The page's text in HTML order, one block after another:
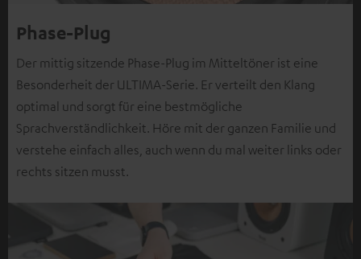
Phase-Plug
Der mittig sitzende Phase-Plug im Mitteltöner ist eine
Besonderheit der ULTIMA-Serie. Er verteilt den Klang
optimal und sorgt für eine bestmögliche
Sprachverständlichkeit. Höre mit der ganzen Familie und
verstehe einfach alles, auch wenn du mal weiter links oder
rechts sitzen musst.